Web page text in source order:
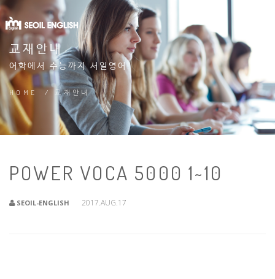
교재안내
어학에서 수능까지 서일영어!
HOME /교재안내
POWER VOCA 5000 1~10
SEOIL-ENGLISH 2017.AUG.17